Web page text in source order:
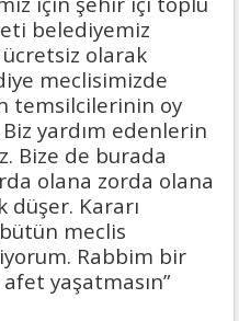
belediyemiz
olarak
meclisimizde
temsilcilerinin oy
yardım edenlerin
Bize de burada
olana zorda olana
düşer. Kararı
meclis
Rabbim bir
yaşatmasın”